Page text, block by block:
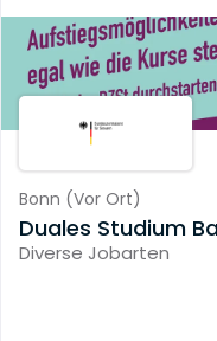
Bonn (Vor Ort)
Duales Studium
Diverse Jobarten